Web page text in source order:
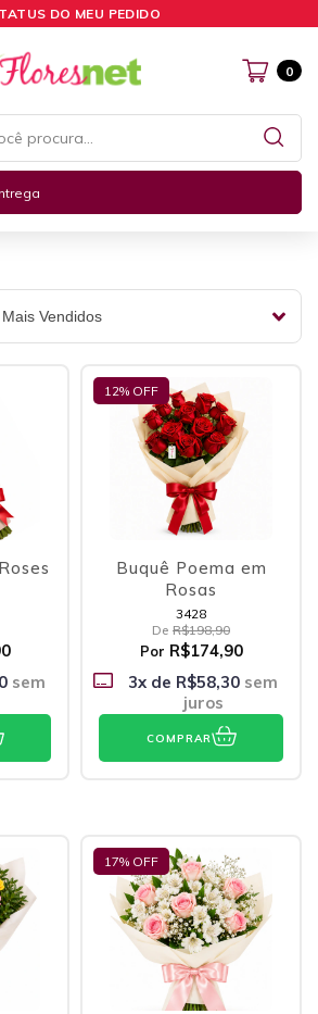
DO MEU PEDIDO
0
sem
12% OFF
Buquê Poema em
Rosas
3428
De R$198,90
Por R$174,90
3x de R$58,30 sem
juros
COMPRAR
17% OFF